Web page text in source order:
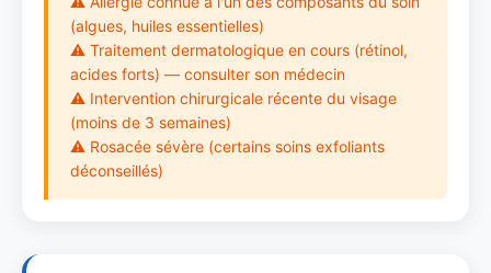
(algues, huiles essentielles)
⚠ Traitement dermatologique en cours (rétinol,
acides forts) — consulter son médecin
⚠ Intervention chirurgicale récente du visage
(moins de 3 semaines)
⚠ Rosacée sévère (certains soins exfoliants
déconseillés)